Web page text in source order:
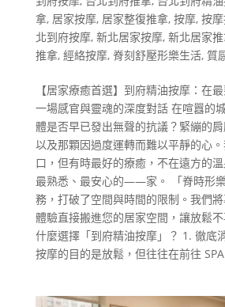
拿, 居家按摩, 居家整復推拿, 按摩, 按
北到府按摩, 新北居家按摩, 新北居家
推拿, 經絡按摩, 脊刻舒壓形樂生活, 質
【居家療癒首選】到府精油按摩：在
一場感官與靈魂的深度對話 在喧囂的
體是否早已發出無聲的抗議？緊繃的
以及那顆因過度運轉而難以平靜的心
口，但有時最好的療癒，不在遠方的
最熟悉、最安心的——家。 「脊時形
務，打破了空間與時間的限制。我們
體驗直接搬進您的居家空間，讓放鬆
什麼選擇「到府精油按摩」？ 1. 徹底
按摩的目的是放鬆，但往往在前往